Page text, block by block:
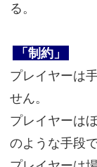
る。
「制約」
プレイヤーは
せん。
プレイヤーは
のような手段